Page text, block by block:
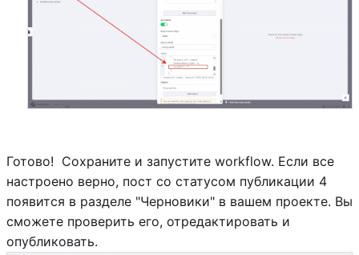
Готово! Сохраните и запустите workflow. Если все
настроено верно, пост со статусом публикации 4
появится в разделе "Черновики" в вашем проекте. Вы
сможете проверить его, отредактировать и
опубликовать.